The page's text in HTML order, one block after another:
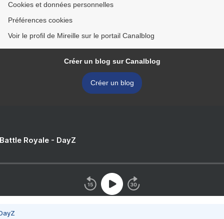
Cookies et données personnelles
Préférences cookies
Voir le profil de Mireille sur le portail Canalblog
Créer un blog sur Canalblog
Créer un blog
Royale - DayZ